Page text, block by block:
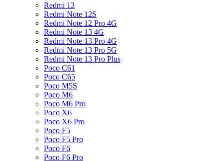
Redmi 13
Redmi Note 12S
Redmi Note 12 Pro 4G
Redmi Note 13 4G
Redmi Note 13 Pro 4G
Redmi Note 13 Pro 5G
Redmi Note 13 Pro Plus
Poco C61
Poco C65
Poco M5S
Poco M6
Poco M6 Pro
Poco X6
Poco X6 Pro
Poco F5
Poco F5 Pro
Poco F6
Poco F6 Pro